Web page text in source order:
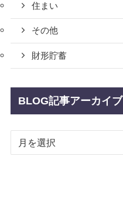
住まい
その他
財形貯蓄
BLOG記事アーカイブ
BLOG